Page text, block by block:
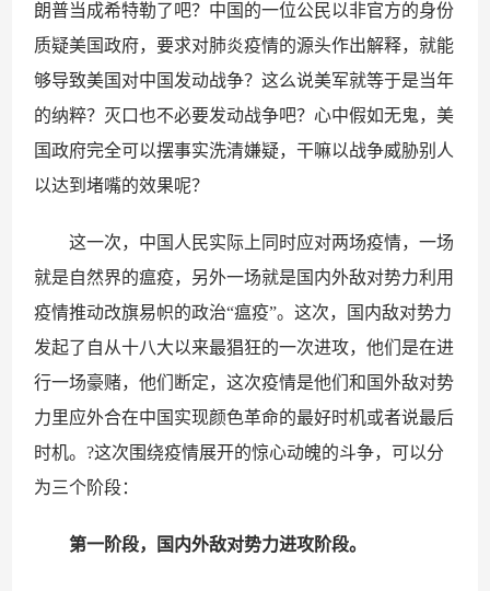
朗普当成希特勒了吧？中国的一位公民以非官方的身份
质疑美国政府，要求对肺炎疫情的源头作出解释，就能
够导致美国对中国发动战争？这么说美军就等于是当年
的纳粹？灭口也不必要发动战争吧？心中假如无鬼，美
国政府完全可以摆事实洗清嫌疑，干嘛以战争威胁别人
以达到堵嘴的效果呢？
这一次，中国人民实际上同时应对两场疫情，一场
就是自然界的瘟疫，另外一场就是国内外敌对势力利用
疫情推动改旗易帜的政治“瘟疫”。这次，国内敌对势力
发起了自从十八大以来最猖狂的一次进攻，他们是在进
行一场豪赌，他们断定，这次疫情是他们和国外敌对势
力里应外合在中国实现颜色革命的最好时机或者说最后
时机。?这次围绕疫情展开的惊心动魄的斗争，可以分
为三个阶段：
第一阶段，国内外敌对势力进攻阶段。